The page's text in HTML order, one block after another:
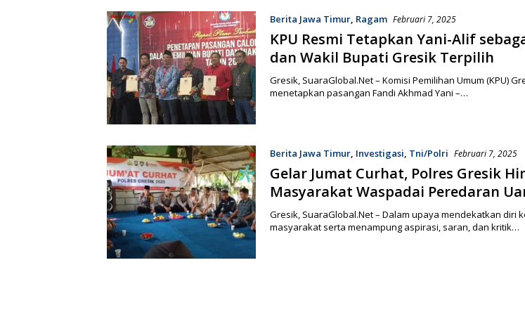
Berita Jawa Timur, Ragam Februari 7, 2025
KPU Resmi Tetapkan Yani-Alif
dan Wakil Bupati Gresik Terpilih
Gresik, SuaraGlobal.Net – Komisi Pemilihan Umum (KPU)
menetapkan pasangan Fandi Akhmad Yani –…
Berita Jawa Timur, Investigasi, Tni/Polri Februari 7, 2025
Gelar Jumat Curhat, Polres Gresik
Masyarakat Waspadai Peredaran
Gresik, SuaraGlobal.Net – Dalam upaya mendekatkan diri
masyarakat serta menampung aspirasi, saran, dan kritik…